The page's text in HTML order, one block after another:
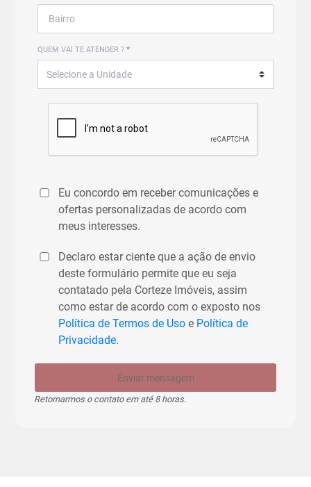
QUEM VAI TE ATENDER ?*
Eu concordo em receber comunicações e
ofertas personalizadas de acordo com
meus interesses.
Declaro estar ciente que a ação de envio
deste formulário permite que eu seja
contatado pela Corteze Imóveis, assim
como estar de acordo com o exposto nos
Política de Termos de Uso e Política de
Privacidade.
Enviar mensagem
Retornarmos o contato em até 8 horas.